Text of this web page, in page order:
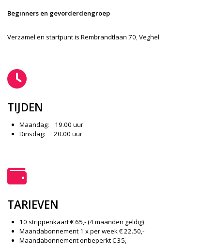
Beginners en gevorderdengroep
Verzamel en startpunt is Rembrandtlaan 70, Veghel
TIJDEN
Maandag: 19.00 uur
Dinsdag: 20.00 uur
TARIEVEN
10 strippenkaart € 65,- (4 maanden geldig)
Maandabonnement 1 x per week € 22.50,-
Maandabonnement onbeperkt € 35,-